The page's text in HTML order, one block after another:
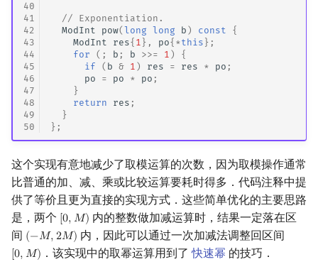
40
41
42
43
44
45
46
47
48
49
50
// Exponentiation.
ModInt
pow(long long b ) const
{
ModInt
res{ 1 }, po{ * this };
for
(; b ; b >>= 1 )
{
if
( b & 1 ) res = res * po ;
po
= po * po ;
}
return
res ;
}
};
这个实现有意地减少了取模运算的次数，因为取模操作通常
比普通的加、减、乘或比较运算要耗时得多．代码注释中提
供了等价且更为直接的实现方式．这些简单优化的主要思路
是，两个 [0,𝑀)
[0, M)
内的整数做加减运算时，结果一定落在区
间 (−𝑀,2𝑀)
(−M,2M) 内，因此可以通过一次加减法调整回区间
[0,𝑀)
[0, M) ．该实现中的取幂运算用到了快速幂 的技巧．